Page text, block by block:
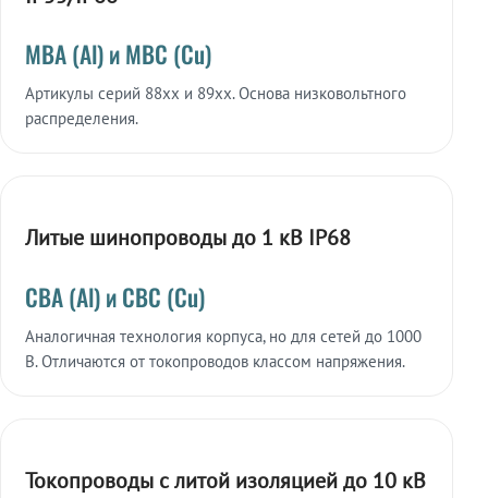
МВА (Al) и МВС (Cu)
Артикулы серий 88xx и 89xx. Основа низковольтного
распределения.
Литые шинопроводы до 1 кВ IP68
СВА (Al) и СВС (Cu)
Аналогичная технология корпуса, но для сетей до 1000
В. Отличаются от токопроводов классом напряжения.
Токопроводы с литой изоляцией до 10 кВ